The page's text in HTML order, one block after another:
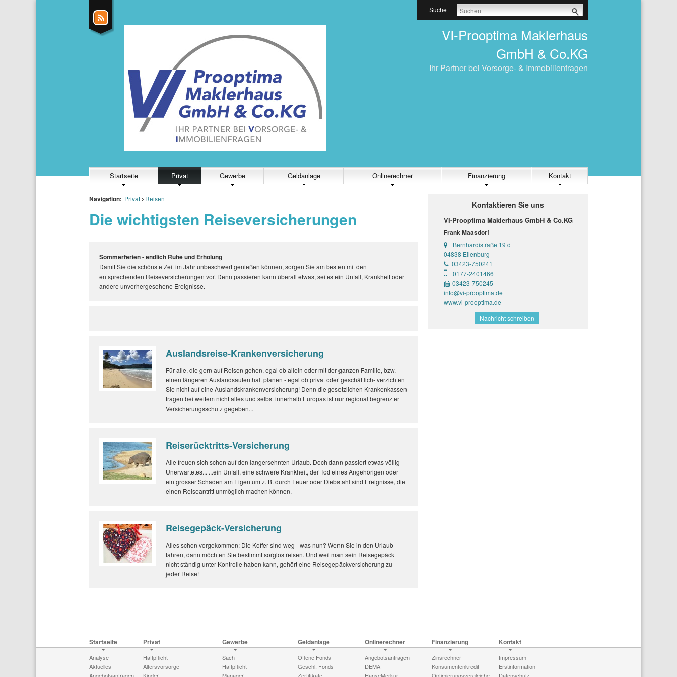
Suche
VI-Prooptima Maklerhaus
GmbH & Co.KG
Ihr Partner bei Vorsorge- & Immobilienfragen
Startseite Privat Gewerbe Geldanlage Onlinerechner Finanzierung Kontakt
Navigation: Privat Reisen
Die wichtigsten Reiseversicherungen
Sommerferien - endlich Ruhe und Erholung
Damit Sie die schönste Zeit im Jahr unbeschwert genießen können, sorgen Sie am besten mit den
entsprechenden Reiseversicherungen vor. Denn passieren kann überall etwas, sei es ein Unfall, Krankheit oder
andere unvorhergesehene Ereignisse.
Auslandsreise-Krankenversicherung
Für alle, die gern auf Reisen gehen, egal ob allein oder mit der ganzen Familie, bzw.
einen längeren Auslandsaufenthalt planen - egal ob privat oder geschäftlich- verzichten
Sie nicht auf eine Auslandskrankenversicherung! Denn die gesetzlichen Krankenkassen
tragen bei weitem nicht alles und selbst innerhalb Europas ist nur regional begrenzter
Versicherungsschutz gegeben...
Reiserücktritts-Versicherung
Alle freuen sich schon auf den langersehnten Urlaub. Doch dann passiert etwas völlig
Unerwartetes... ...ein Unfall, eine schwere Krankheit, der Tod eines Angehörigen oder
ein grosser Schaden am Eigentum z. B. durch Feuer oder Diebstahl sind Ereignisse, die
einen Reiseantritt unmöglich machen können.
Reisegepäck-Versicherung
Alles schon vorgekommen: Die Koffer sind weg - was nun? Wenn Sie in den Urlaub
fahren, dann möchten Sie bestimmt sorglos reisen. Und weil man sein Reisegepäck
nicht ständig unter Kontrolle haben kann, gehört eine Reisegepäckversicherung zu
jeder Reise!
Kontaktieren Sie uns
VI-Prooptima Maklerhaus GmbH & Co.KG
Frank Maasdorf
Bernhardistraße 19 d
04838 Eilenburg
03423-750241
0177-2401466
03423-750245
info@vi-prooptima.de
www.vi-prooptima.de
Nachricht schreiben
Startseite
Analyse
Aktuelles
Privat
Haftpflicht
Altersvorsorge
Gewerbe
Sach
Haftpflicht
Geldanlage
Offene Fonds
Geschl. Fonds
Onlinerechner
Angebotsanfragen
DEMA
Finanzierung
Zinsrechner
Konsumentenkredit
Kontakt
Impressum
Erstinformation